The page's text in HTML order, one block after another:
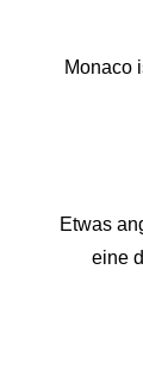
Monaco
Etwas
eine